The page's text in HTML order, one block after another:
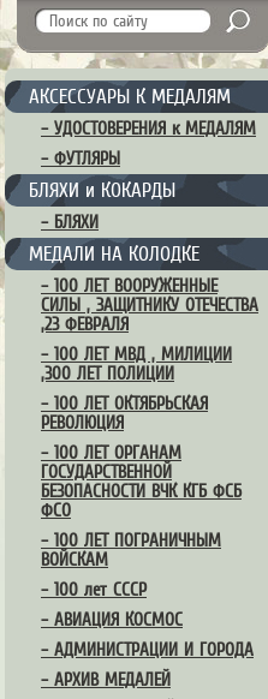
АКСЕССУАРЫ К МЕДАЛЯМ
– УДОСТОВЕРЕНИЯ к МЕДАЛЯМ
– ФУТЛЯРЫ
БЛЯХИ и КОКАРДЫ
– БЛЯХИ
МЕДАЛИ НА КОЛОДКЕ
– 100 ЛЕТ ВООРУЖЕННЫЕ
СИЛЫ , ЗАЩИТНИКУ ОТЕЧЕСТВА
,23 ФЕВРАЛЯ
– 100 ЛЕТ МВД , МИЛИЦИИ
,300 ЛЕТ ПОЛИЦИИ
– 100 ЛЕТ ОКТЯБРЬСКАЯ
РЕВОЛЮЦИЯ
– 100 ЛЕТ ОРГАНАМ
ГОСУДАРСТВЕННОЙ
БЕЗОПАСНОСТИ ВЧК КГБ ФСБ
ФСО
– 100 ЛЕТ ПОГРАНИЧНЫМ
ВОЙСКАМ
– 100 лет СССР
– АВИАЦИЯ КОСМОС
– АДМИНИСТРАЦИИ И ГОРОДА
– АРХИВ МЕДАЛЕЙ